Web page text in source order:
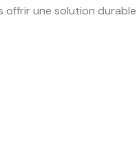
une solution